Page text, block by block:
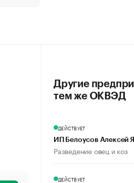
Другие
тем же ОКВЭД
ДЕЙСТВУЕТ
ИП Белоусов Алексей
Разведение овец и коз
ДЕЙСТВУЕТ